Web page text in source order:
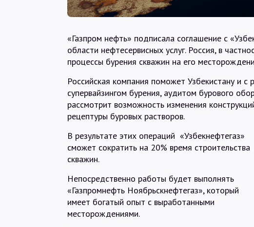
«Газпром нефть» подписала соглашение с
области нефтесервисных услуг. Россия, в
процессы бурения скважин на его
Российская компания поможет Узбекистану и
супервайзингом бурения, аудитом бурового
рассмотрит возможность изменения
рецептуры буровых растворов.
В результате этих операций «Узбекнефтегаз»
сможет сократить на 20% время строительства
скважин.
Непосредственно работы будет выполнять
«Газпромнефть Ноябрьскнефтегаз», который
имеет богатый опыт с выработанными
месторождениями.